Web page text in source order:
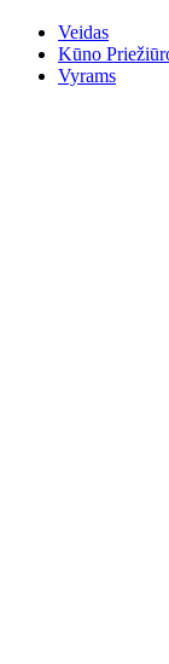
Veidas
Kūno
Vyrams